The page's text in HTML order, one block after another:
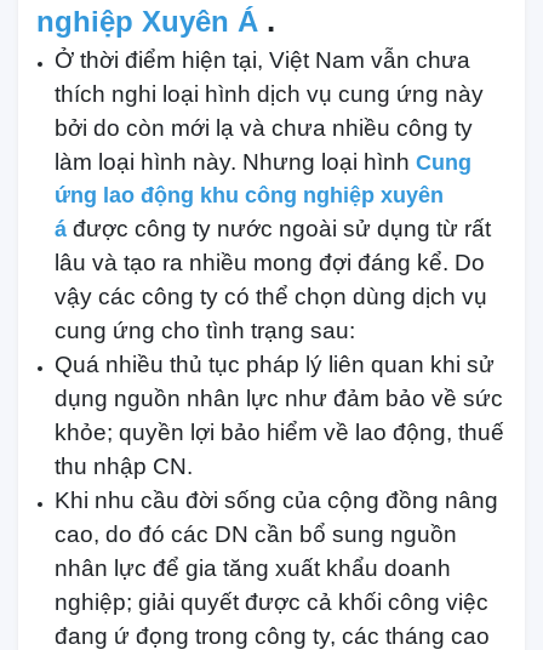
nghiệp Xuyên Á .
Ở thời điểm hiện tại, Việt Nam vẫn chưa
thích nghi loại hình dịch vụ cung ứng này
bởi do còn mới lạ và chưa nhiều công ty
làm loại hình này. Nhưng loại hình Cung
ứng lao động khu công nghiệp xuyên
á được công ty nước ngoài sử dụng từ rất
lâu và tạo ra nhiều mong đợi đáng kể. Do
vậy các công ty có thể chọn dùng dịch vụ
cung ứng cho tình trạng sau:
Quá nhiều thủ tục pháp lý liên quan khi sử
dụng nguồn nhân lực như đảm bảo về sức
khỏe; quyền lợi bảo hiểm về lao động, thuế
thu nhập CN.
Khi nhu cầu đời sống của cộng đồng nâng
cao, do đó các DN cần bổ sung nguồn
nhân lực để gia tăng xuất khẩu doanh
nghiệp; giải quyết được cả khối công việc
đang ứ đọng trong công ty, các tháng cao